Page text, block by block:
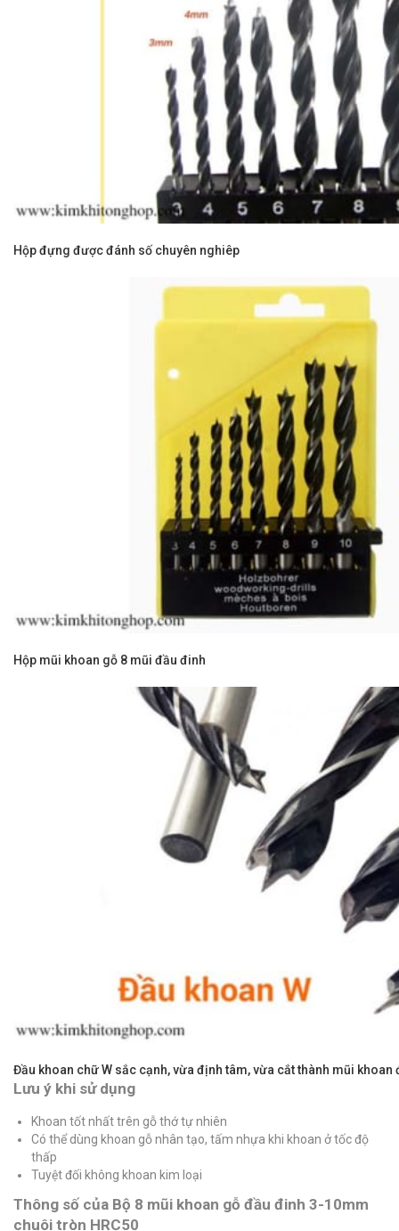
Hộp đựng được đánh số chuyên nghiêp
Hộp mũi khoan gỗ 8 mũi đầu đinh
Đầu khoan chữ W sắc cạnh, vừa định tâm, vừa cắt thành mũi khoan
Lưu ý khi sử dụng
Khoan tốt nhất trên gỗ thớ tự nhiên
Có thể dùng khoan gỗ nhân tạo, tấm nhựa khi khoan ở tốc độ
thấp
Tuyệt đối không khoan kim loại
Thông số của Bộ 8 mũi khoan gỗ đầu đinh 3-10mm
chuôi tròn HRC50